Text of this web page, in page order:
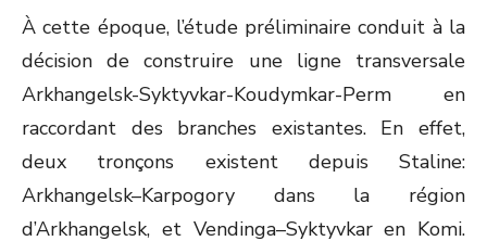
À cette époque, l’étude préliminaire conduit à la
décision de construire une ligne transversale
Arkhangelsk-Syktyvkar-Koudymkar-Perm en
raccordant des branches existantes. En effet,
deux tronçons existent depuis Staline:
Arkhangelsk–Karpogory dans la région
d’Arkhangelsk, et Vendinga–Syktyvkar en Komi.